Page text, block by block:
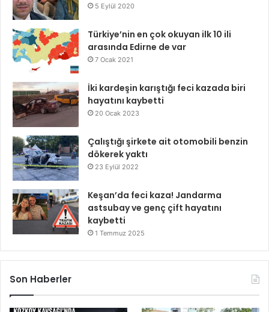
5 Eylül 2020
Türkiye’nin en çok okuyan ilk 10 ili
arasında Edirne de var
7 Ocak 2021
İki kardeşin karıştığı feci kazada biri
hayatını kaybetti
20 Ocak 2023
Çalıştığı şirkete ait otomobili benzin
dökerek yaktı
23 Eylül 2022
Keşan’da feci kaza! Jandarma
astsubay ve genç çift hayatını
kaybetti
1 Temmuz 2025
Son Haberler